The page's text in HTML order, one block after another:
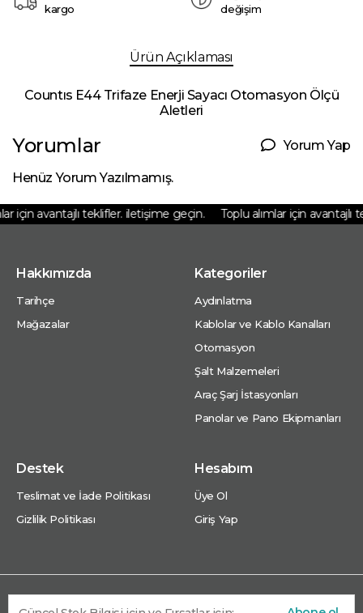
kargo
değişim
Ürün Açıklaması
Countıs E44 Trifaze Enerji Sayacı Otomasyon Ölçü
Aletleri
Yorumlar Yorum Yap
Henüz Yorum Yazılmamış.
için avantajlı teklifler. iletişime geçin. Toplu alımlar için avantajlı
Hakkımızda
Tarihçe
Mağazalar
Kategoriler
Aydınlatma
Kablolar ve Kablo Kanalları
Otomasyon
Şalt Malzemeleri
Araç Şarj İstasyonları
Panolar ve Pano Ekipmanları
Destek
Teslimat ve İade Politikası
Gizlilik Politikası
Hesabım
Üye Ol
Giriş Yap